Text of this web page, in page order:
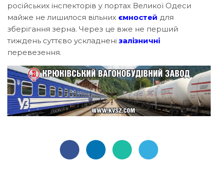
російських інспекторів у портах Великої Одеси
майже не лишилося вільних ємностей для
зберігання зерна. Через це вже не перший
тиждень суттєво ускладнені залізничні
перевезення.